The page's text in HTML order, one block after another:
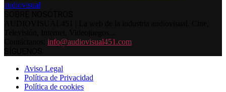
info@audiovisual451.com
Aviso Legal
Política de Privacidad
Política de cookies